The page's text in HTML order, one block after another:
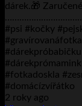
dárek.🎁
#psi #kočky
#fotkadoskla
#domácízvířátko
2 roky ago